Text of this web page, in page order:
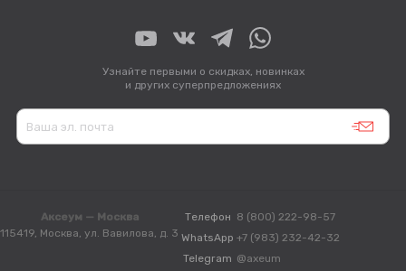
Узнайте первыми о скидках, новинках
и других суперпредложениях
Аксеум — Москва
115419, Москва, ул. Вавилова, д. 3
Телефон 8 (800) 222-98-57
WhatsApp +7 (983) 232-42-32
Telegram @axeum